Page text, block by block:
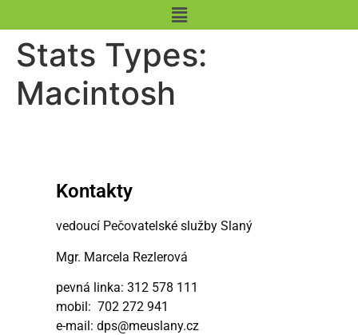
Stats Types:
Macintosh
Kontakty
vedoucí Pečovatelské služby Slaný
Mgr. Marcela Rezlerová
pevná linka: 312 578 111
mobil: 702 272 941
e-mail: dps@meuslany.cz